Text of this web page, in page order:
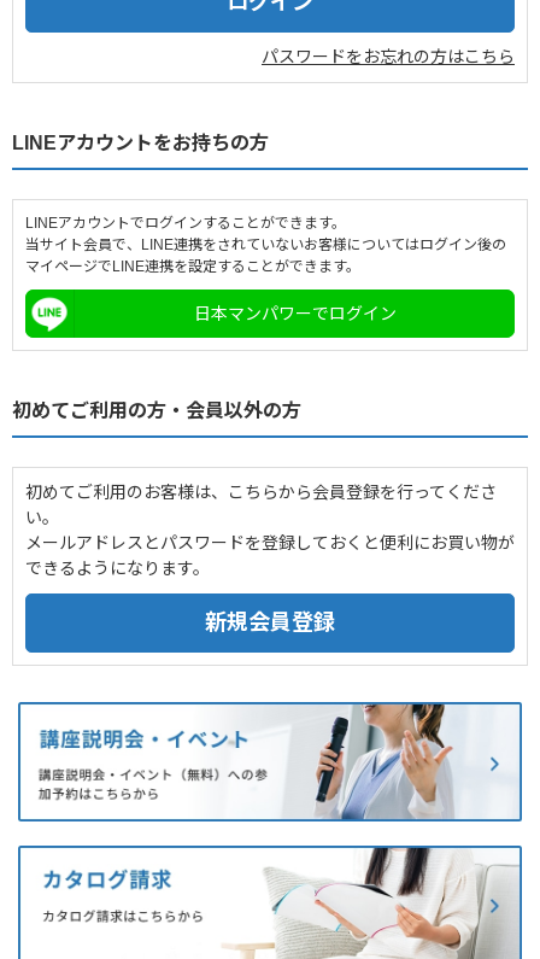
パスワードをお忘れの方はこちら
LINEアカウントをお持ちの方
LINEアカウントでログインすることができます。
当サイト会員で、LINE連携をされていないお客様についてはログイン後の
マイページでLINE連携を設定することができます。
日本マンパワーでログイン
初めてご利用の方・会員以外の方
初めてご利用のお客様は、こちらから会員登録を行ってくださ
い。
メールアドレスとパスワードを登録しておくと便利にお買い物が
できるようになります。